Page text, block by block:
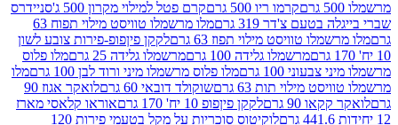
קרמו ריו 500 גרם
קרם פטל למילוי מקרון 500 ג'
סניידרס
צ'דר 319 גרם
מלו מרשמלו טוויסט מילוי תפוח 63
טוויסט מילוי תפוז 63 גרם
לקקן פיןפופ-פירות צובע לשון
מרשמלו גלידה 100 גרם
מרשמלו גלידה 25 גרם
מלו פלוס
100 גרם
מלו פלוס מרשמלו מיני ורוד לבן 100 גרם
מלו
מילוי תות 63 גרם
שוקולד דובאי 60 גרם
לואקר אגוז 90
90 גרם
לקקן פיןפופ 10 יח' 170 גרם
אוראו קלאסי מארז
לוקיטוס סוכריות על מקל בטעמי פירות 120